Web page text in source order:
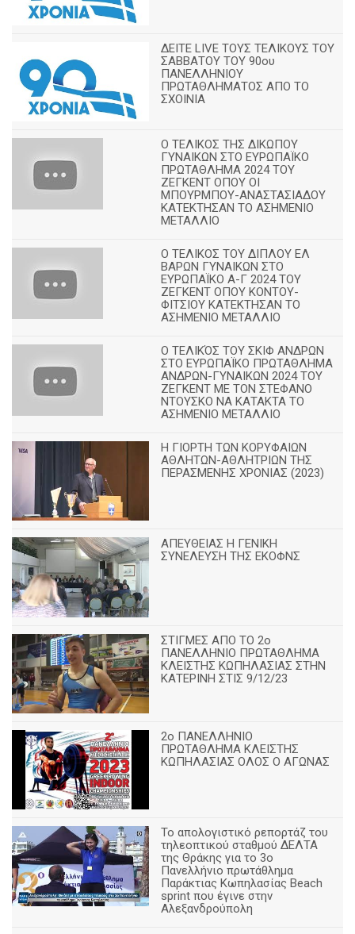
ΔΕΙΤΕ LIVE ΤΟΥΣ ΤΕΛΙΚΟΥΣ ΤΟΥ
ΣΑΒΒΑΤΟΥ ΤΟΥ 90ου
ΠΑΝΕΛΛΗΝΙΟΥ
ΠΡΩΤΑΘΛΗΜΑΤΟΣ ΑΠΟ ΤΟ
ΣΧΟΙΝΙΑ
Ο ΤΕΛΙΚΟΣ ΤΗΣ ΔΙΚΩΠΟΥ
ΓΥΝΑΙΚΩΝ ΣΤΟ ΕΥΡΩΠΑΪΚΟ
ΠΡΩΤΑΘΛΗΜΑ 2024 ΤΟΥ
ΖΕΓΚΕΝΤ ΟΠΟΥ ΟΙ
ΜΠΟΥΡΜΠΟΥ-ΑΝΑΣΤΑΣΙΑΔΟΥ
ΚΑΤΕΚΤΗΣΑΝ ΤΟ ΑΣΗΜΕΝΙΟ
ΜΕΤΑΛΛΙΟ
Ο ΤΕΛΙΚΟΣ ΤΟΥ ΔΙΠΛΟΥ ΕΛ
ΒΑΡΩΝ ΓΥΝΑΙΚΩΝ ΣΤΟ
ΕΥΡΩΠΑΪΚΟ Α-Γ 2024 ΤΟΥ
ΖΕΓΚΕΝΤ ΟΠΟΥ ΚΟΝΤΟΥ-
ΦΙΤΣΙΟΥ ΚΑΤΕΚΤΗΣΑΝ ΤΟ
ΑΣΗΜΕΝΙΟ ΜΕΤΑΛΛΙΟ
Ο ΤΕΛΙΚΌΣ ΤΟΥ ΣΚΙΦ ΑΝΔΡΩΝ
ΣΤΟ ΕΥΡΩΠΑΪΚΟ ΠΡΩΤΑΘΛΗΜΑ
ΑΝΔΡΩΝ-ΓΥΝΑΙΚΩΝ 2024 ΤΟΥ
ΖΕΓΚΕΝΤ ΜΕ ΤΟΝ ΣΤΕΦΑΝΟ
ΝΤΟΥΣΚΟ ΝΑ ΚΑΤΑΚΤΑ ΤΟ
ΑΣΗΜΕΝΙΟ ΜΕΤΑΛΛΙΟ
Η ΓΙΟΡΤΗ ΤΩΝ ΚΟΡΥΦΑΙΩΝ
ΑΘΛΗΤΩΝ-ΑΘΛΗΤΡΙΩΝ ΤΗΣ
ΠΕΡΑΣΜΕΝΗΣ ΧΡΟΝΙΑΣ (2023)
ΑΠΕΥΘΕΙΑΣ Η ΓΕΝΙΚΗ
ΣΥΝΕΛΕΥΣΗ ΤΗΣ ΕΚΟΦΝΣ
ΣΤΙΓΜΕΣ ΑΠΟ ΤΟ 2ο
ΠΑΝΕΛΛΗΝΙΟ ΠΡΩΤΑΘΛΗΜΑ
ΚΛΕΙΣΤΗΣ ΚΩΠΗΛΑΣΙΑΣ ΣΤΗΝ
ΚΑΤΕΡΙΝΗ ΣΤΙΣ 9/12/23
2ο ΠΑΝΕΛΛΗΝΙΟ
ΠΡΩΤΑΘΛΗΜΑ ΚΛΕΙΣΤΗΣ
ΚΩΠΗΛΑΣΙΑΣ ΟΛΟΣ Ο ΑΓΩΝΑΣ
Το απολογιστικό ρεπορτάζ του
τηλεοπτικού σταθμού ΔΕΛΤΑ
της Θράκης για το 3ο
Πανελλήνιο πρωτάθλημα
Παράκτιας Κωπηλασίας Beach
sprint που έγινε στην
Αλεξανδρούπολη